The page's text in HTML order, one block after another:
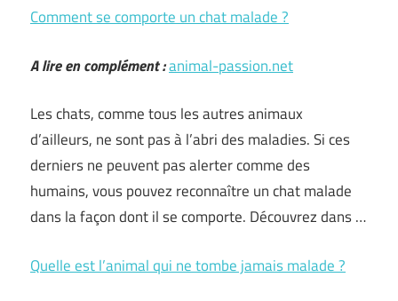
Comment se comporte un chat malade ?
A lire en complément :animal-passion.net
Les chats, comme tous les autres animaux
d’ailleurs, ne sont pas à l’abri des maladies. Si ces
derniers ne peuvent pas alerter comme des
humains, vous pouvez reconnaître un chat malade
dans la façon dont il se comporte. Découvrez dans …
Quelle est l’animal qui ne tombe jamais malade ?